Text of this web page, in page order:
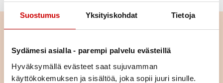
Suostumus Yksityiskohdat Tietoja
Sydämesi asialla - parempi palvelu evästeillä
Hyväksymällä evästeet saat sujuvamman
käyttökokemuksen ja sisältöä, joka sopii juuri sinulle.